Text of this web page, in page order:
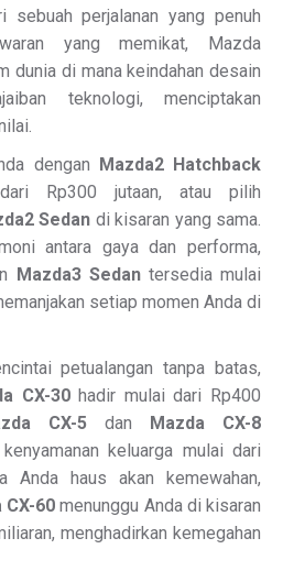
sebuah perjalanan yang penuh
yang memikat, Mazda
dunia di mana keindahan desain
teknologi, menciptakan
dengan Mazda2 Hatchback
Rp300 jutaan, atau pilih
Sedan di kisaran yang sama.
antara gaya dan performa,
Mazda3 Sedantersedia mulai
setiap momen Anda di
petualangan tanpa batas,
CX-30hadir mulai dari Rp400
CX-5 dan Mazda CX-8
keluarga mulai dari
Anda haus akan kemewahan,
CX-60 menunggu Anda di kisaran
menghadirkan kemegahan